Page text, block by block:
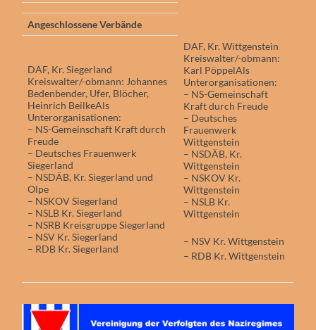
Angeschlossene Verbände
DAF, Kr. Siegerland
Kreiswalter/-obmann: Johannes
Bedenbender, Ufer, Blöcher,
Heinrich BeilkeAls
Unterorganisationen:
– NS-Gemeinschaft Kraft durch
Freude
– Deutsches Frauenwerk
Siegerland
– NSDÄB, Kr. Siegerland und
Olpe
– NSKOV Siegerland
– NSLB Kr. Siegerland
– NSRB Kreisgruppe Siegerland
– NSV Kr. Siegerland
– RDB Kr. Siegerland
DAF, Kr. Wittgenstein
Kreiswalter/-obmann:
Karl PöppelAls
Unterorganisationen:
– NS-Gemeinschaft
Kraft durch Freude
– Deutsches
Frauenwerk
Wittgenstein
– NSDÄB, Kr.
Wittgenstein
– NSKOV Kr.
Wittgenstein
– NSLB Kr.
Wittgenstein
– NSV Kr. Wittgenstein
– RDB Kr. Wittgenstein